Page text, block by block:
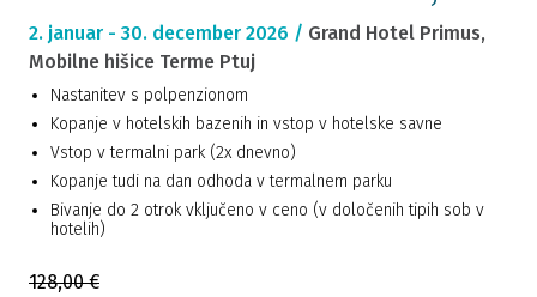
2. januar - 30. december 2026 / Grand Hotel Primus,
Mobilne hišice Terme Ptuj
Nastanitev s polpenzionom
Kopanje v hotelskih bazenih in vstop v hotelske savne
Vstop v termalni park (2x dnevno)
Kopanje tudi na dan odhoda v termalnem parku
Bivanje do 2 otrok vključeno v ceno (v določenih tipih sob v
hotelih)
128,00 €